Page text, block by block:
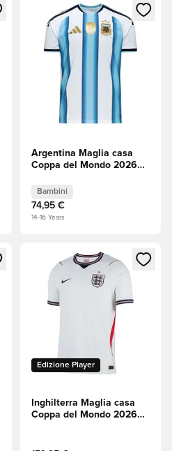
accedere o registrarsi come
Apre una finestra modale
Argentina Maglia casa
Coppa del Mondo 2026
Bambini
74,95 €
14-16 Years
accedere o registrarsi come
Apre una finestra modale
Edizione Player
Inghilterra Maglia casa
Coppa del Mondo 2026